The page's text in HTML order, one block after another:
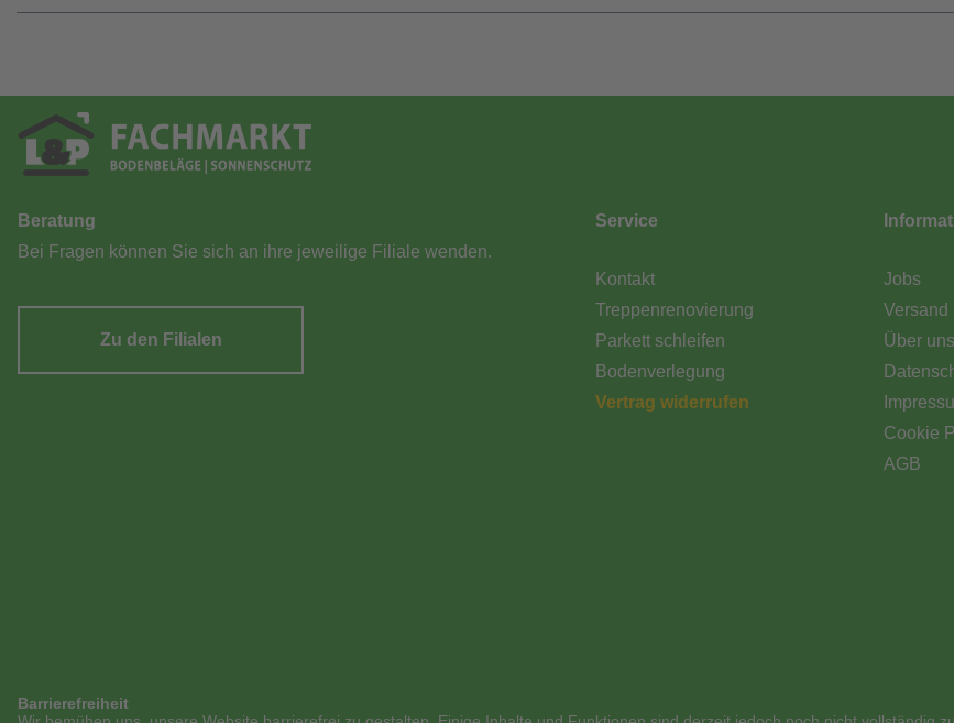
Beratung
Bei Fragen können Sie sich an ihre jeweilige Filiale wenden.
Zu den Filialen
Service
Kontakt
Treppenrenovierung
Parkett schleifen
Bodenverlegung
Vertrag widerrufen
Jobs
Versand
Über uns
Cookie
AGB
Barrierefreiheit